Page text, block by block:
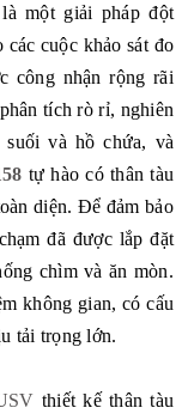
một giải pháp đột
cuộc khảo sát đo
công nhận rộng rãi
tích rò rỉ, nghiên
và hồ chứa, và
tự hào có thân tàu
diện. Để đảm bảo
đã được lắp đặt
chìm và ăn mòn.
không gian, có cấu
tải trọng lớn.
thiết kế thân tàu